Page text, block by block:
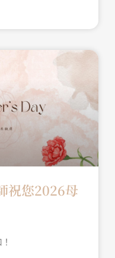
祝您2026母